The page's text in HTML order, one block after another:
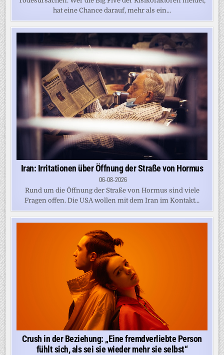
hat eine Chance darauf, mehr als ein...
Iran: Irritationen über Öffnung der Straße von Hormus
06-08-2026
Rund um die Öffnung der Straße von Hormus sind viele
Fragen offen. Die USA wollen mit dem Iran im Kontakt...
Crush in der Beziehung: „Eine fremdverliebte Person
fühlt sich, als sei sie wieder mehr sie selbst“